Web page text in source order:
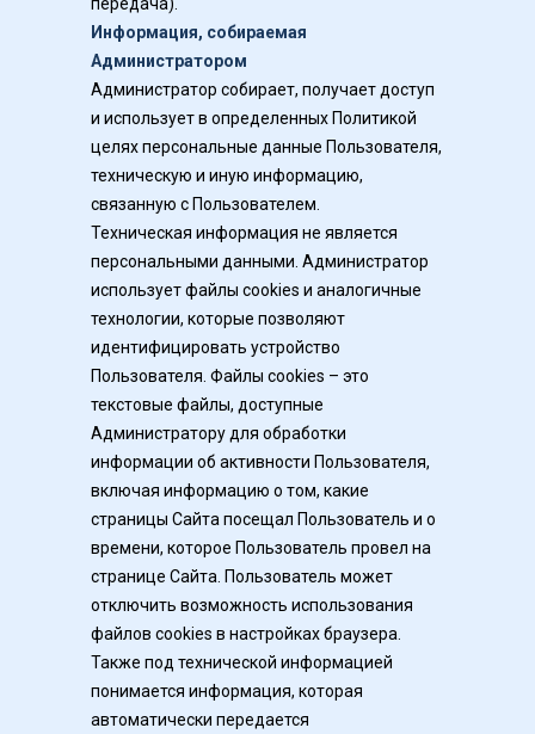
Информация, собираемая
Администратором
Администратор собирает, получает доступ
и использует в определенных Политикой
целях персональные данные Пользователя,
техническую и иную информацию,
связанную с Пользователем.
Техническая информация не является
персональными данными. Администратор
использует файлы cookies и аналогичные
технологии, которые позволяют
идентифицировать устройство
Пользователя. Файлы cookies – это
текстовые файлы, доступные
Администратору для обработки
информации об активности Пользователя,
включая информацию о том, какие
страницы Сайта посещал Пользователь и о
времени, которое Пользователь провел на
странице Сайта. Пользователь может
отключить возможность использования
файлов cookies в настройках браузера.
Также под технической информацией
понимается информация, которая
автоматически передается